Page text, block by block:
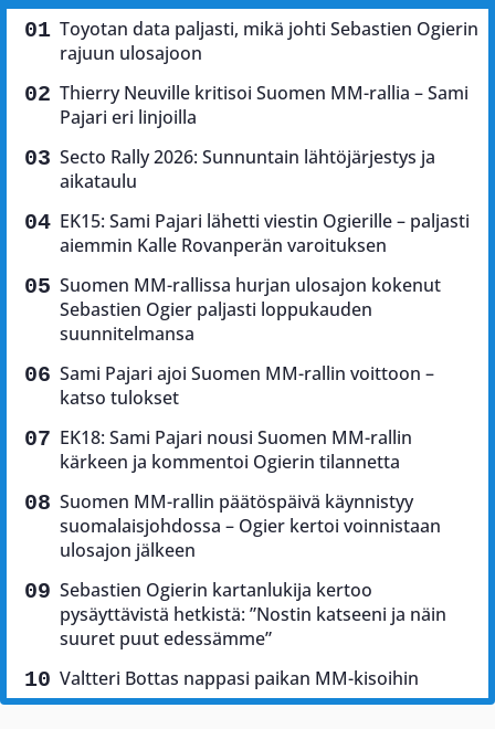
Toyotan data paljasti, mikä johti Sebastien Ogierin
rajuun ulosajoon
Thierry Neuville kritisoi Suomen MM-rallia – Sami
Pajari eri linjoilla
Secto Rally 2026: Sunnuntain lähtöjärjestys ja
aikataulu
EK15: Sami Pajari lähetti viestin Ogierille – paljasti
aiemmin Kalle Rovanperän varoituksen
Suomen MM-rallissa hurjan ulosajon kokenut
Sebastien Ogier paljasti loppukauden
suunnitelmansa
Sami Pajari ajoi Suomen MM-rallin voittoon –
katso tulokset
EK18: Sami Pajari nousi Suomen MM-rallin
kärkeen ja kommentoi Ogierin tilannetta
Suomen MM-rallin päätöspäivä käynnistyy
suomalaisjohdossa – Ogier kertoi voinnistaan
ulosajon jälkeen
Sebastien Ogierin kartanlukija kertoo
pysäyttävistä hetkistä: ”Nostin katseeni ja näin
suuret puut edessämme”
Valtteri Bottas nappasi paikan MM-kisoihin